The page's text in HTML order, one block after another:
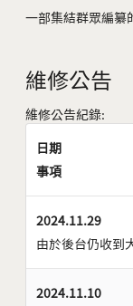
一部集結群眾編纂
維修公告
維修公告紀錄:
日期
事項
2024.11.29
由於後台仍收到
2024.11.10